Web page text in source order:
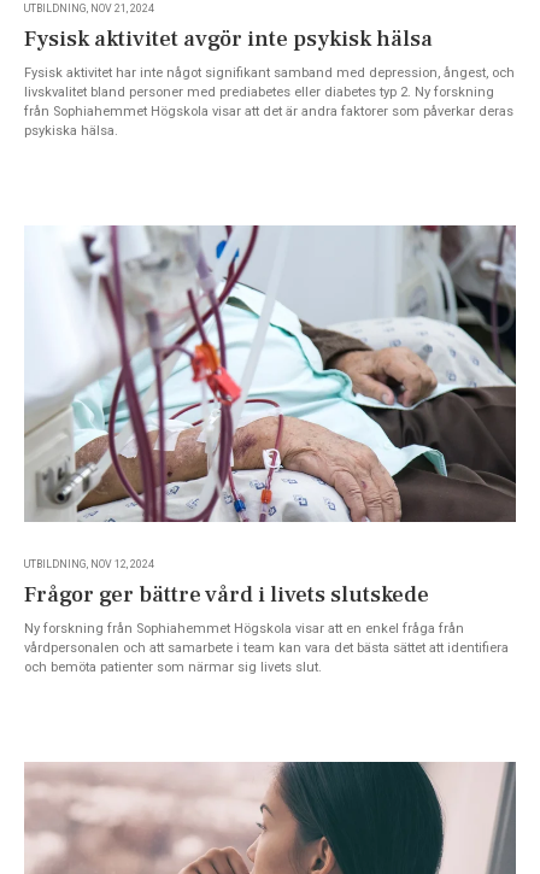
UTBILDNING, NOV 21, 2024
Fysisk aktivitet avgör inte psykisk hälsa
Fysisk aktivitet har inte något signifikant samband med depression, ångest, och
livskvalitet bland personer med prediabetes eller diabetes typ 2. Ny forskning
från Sophiahemmet Högskola visar att det är andra faktorer som påverkar deras
psykiska hälsa.
UTBILDNING, NOV 12, 2024
Frågor ger bättre vård i livets slutskede
Ny forskning från Sophiahemmet Högskola visar att en enkel fråga från
vårdpersonalen och att samarbete i team kan vara det bästa sättet att identifiera
och bemöta patienter som närmar sig livets slut.